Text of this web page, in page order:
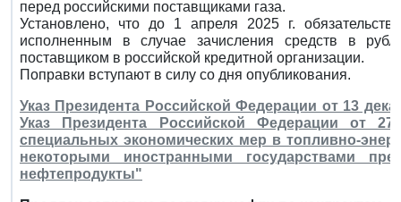
перед российскими поставщиками газа.
Установлено, что до 1 апреля 2025 г.
исполненным в случае зачисления средств в
поставщиком в российской кредитной организации.
Поправки вступают в силу со дня опубликования.
Указ Президента Российской Федерации от 13
Указ Президента Российской Федерации от
специальных экономических мер в топливно-
некоторыми иностранными государствами
нефтепродукты"